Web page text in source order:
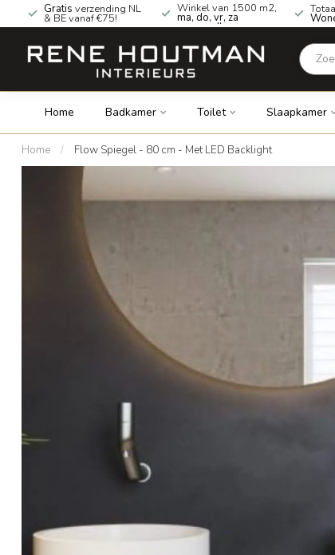
Gratis verzending NL
& BE vanaf €75!
Winkel van 1500 m2,
ma, do, vr, za
geopend!
Home Badkamer Toilet Slaapkamer
Home / Flow Spiegel - 80 cm - Met LED Backlight